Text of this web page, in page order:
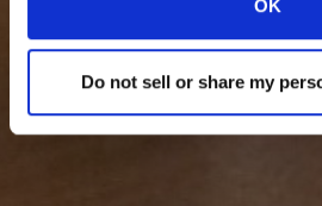
OK
Do not sell or share my